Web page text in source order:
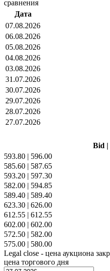
сравнения
Дата
07.08.2026
06.08.2026
05.08.2026
04.08.2026
03.08.2026
31.07.2026
30.07.2026
29.07.2026
28.07.2026
27.07.2026
Bid |
593.80 | 596.00
585.60 | 587.65
593.20 | 597.30
582.00 | 594.85
589.40 | 589.40
623.30 | 626.00
612.55 | 612.55
602.00 | 602.00
572.50 | 582.00
575.00 | 580.00
Legal close - цена аукциона
цена торгового дня